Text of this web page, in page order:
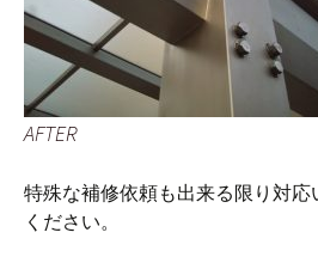
AFTER
特殊な補修依頼も出来る限り対
ください。